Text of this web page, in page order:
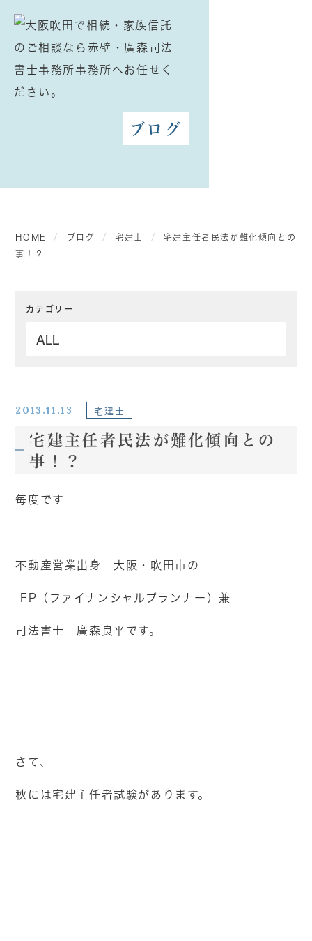
ブログ
HOME ブログ 宅建士
宅建主任者民法が難化傾向との
事！？
カテゴリー
2013.11.13 宅建士
宅建主任者民法が難化傾向との
事！？
毎度です
不動産営業出身 大阪・吹田市の
FP（ファイナンシャルプランナー）兼
司法書士 廣森良平です。
さて、
秋には宅建主任者試験があります。